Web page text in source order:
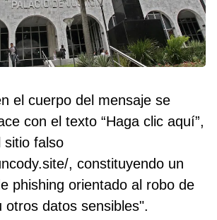
el cuerpo del mensaje se
con el texto “Haga clic aquí”,
sitio falso
, constituyendo un
phishing orientado al robo de
otros datos sensibles".